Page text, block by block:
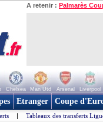
A retenir : Palmarès
Chelsea Man Utd Arsenal Liverpool
Etranger Coupe
| Tableaux des transferts